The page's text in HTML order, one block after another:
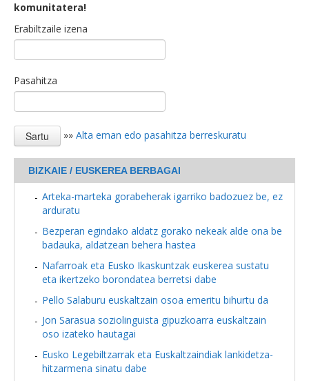
komunitatera!
Erabiltzaile izena
Pasahitza
»» Alta eman edo pasahitza berreskuratu
BIZKAIE / EUSKEREA BERBAGAI
Arteka-marteka gorabeherak igarriko badozuez be, ez
arduratu
Bezperan egindako aldatz gorako nekeak alde ona be
badauka, aldatzean behera hastea
Nafarroak eta Eusko Ikaskuntzak euskerea sustatu
eta ikertzeko borondatea berretsi dabe
Pello Salaburu euskaltzain osoa emeritu bihurtu da
Jon Sarasua soziolinguista gipuzkoarra euskaltzain
oso izateko hautagai
Eusko Legebiltzarrak eta Euskaltzaindiak lankidetza-
hitzarmena sinatu dabe